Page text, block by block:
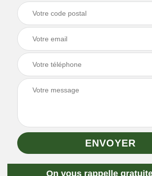
On vous rappelle